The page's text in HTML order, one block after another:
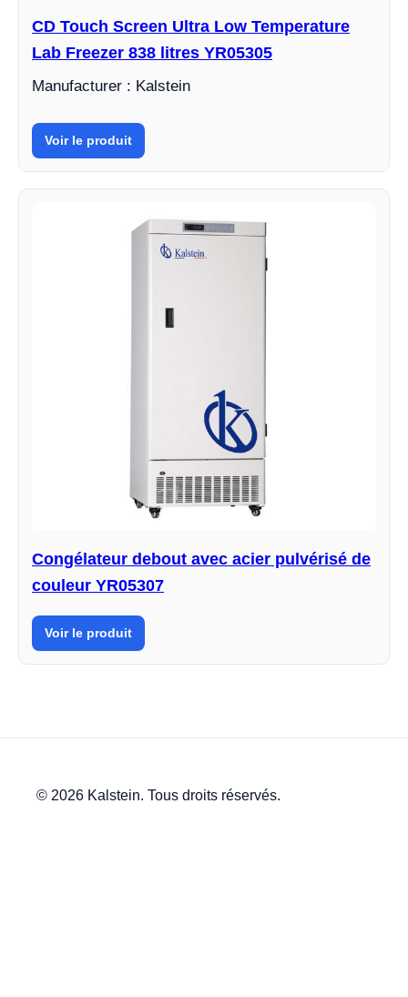
CD Touch Screen Ultra Low Temperature
Lab Freezer 838 litres YR05305
Manufacturer : Kalstein
Voir le produit
Congélateur debout avec acier pulvérisé de
couleur YR05307
Voir le produit
© 2026 Kalstein. Tous droits réservés.